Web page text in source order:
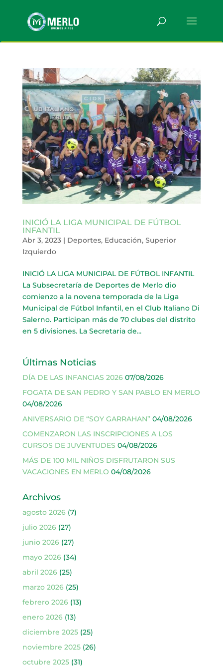
INICIÓ LA LIGA MUNICIPAL DE FÚTBOL
INFANTIL
Abr 3, 2023| Deportes, Educación, Superior
Izquierdo
INICIÓ LA LIGA MUNICIPAL DE FÚTBOL INFANTIL
La Subsecretaría de Deportes de Merlo dio
comienzo a la novena temporada de la Liga
Municipal de Fútbol Infantil, en el Club Italiano Di
Salerno. Participan más de 70 clubes del distrito
en 5 divisiones. La Secretaria de...
Últimas Noticias
DÍA DE LAS INFANCIAS 2026 07/08/2026
FOGATA DE SAN PEDRO Y SAN PABLO EN MERLO
04/08/2026
ANIVERSARIO DE “SOY GARRAHAN” 04/08/2026
COMENZARON LAS INSCRIPCIONES A LOS
CURSOS DE JUVENTUDES 04/08/2026
MÁS DE 100 MIL NIÑOS DISFRUTARON SUS
VACACIONES EN MERLO 04/08/2026
Archivos
agosto 2026(7)
julio 2026(27)
junio 2026(27)
mayo 2026(34)
abril 2026(25)
marzo 2026(25)
febrero 2026(13)
enero 2026(13)
diciembre 2025(25)
noviembre 2025(26)
octubre 2025(31)